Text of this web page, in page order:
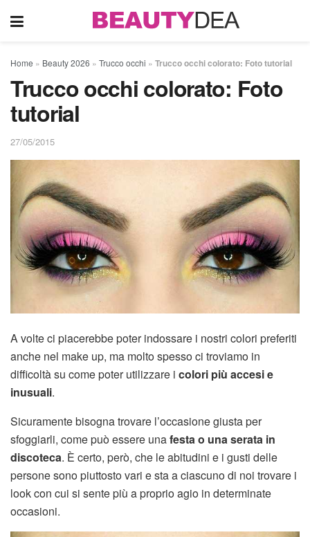
Home » Beauty 2026 » Trucco occhi » Trucco occhi colorato: Foto tutorial
Trucco occhi colorato: Foto
tutorial
27/05/2015
A volte ci piacerebbe poter indossare i nostri colori preferiti
anche nel make up, ma molto spesso ci troviamo in
difficoltà su come poter utilizzare i colori più accesi e
inusuali.
Sicuramente bisogna trovare l’occasione giusta per
sfoggiarli, come può essere unafesta o una serata in
discoteca. È certo, però, che le abitudini e i gusti delle
persone sono piuttosto vari e sta a ciascuno di noi trovare i
look con cui si sente più a proprio agio in determinate
occasioni.